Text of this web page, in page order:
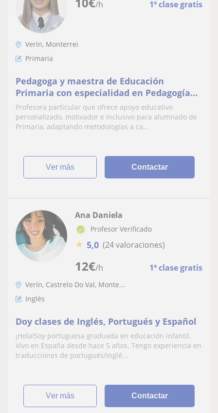
/h 1ª clase gratis
Verín, Monterrei
Primaria
Pedagoga y maestra de Educación
Primaria con especialidad en Pedagogía
Terapéutica. Posibilidad de clases Online
o presenciales
Profesora particular que ofrece apoyo educativo
personalizado, motivador e inclusivo para alumnado de
Primaria, adaptando metodologías a ca...
ver más Contactar
12€/h 1ª clase gratis
Ana Daniela
Profesor Verificado
★ 5,0 (24 valoraciones)
Verín, Castrelo Do Val, Monte...
Inglés
Doy clases de Inglés, Portugués y Español
¡Hola!Soy portuguesa graduada en educación infantil.
Vivo en España desde hace 5 años. Tengo experiencia en
traducciones de portugués/inglé...
ver más Contactar